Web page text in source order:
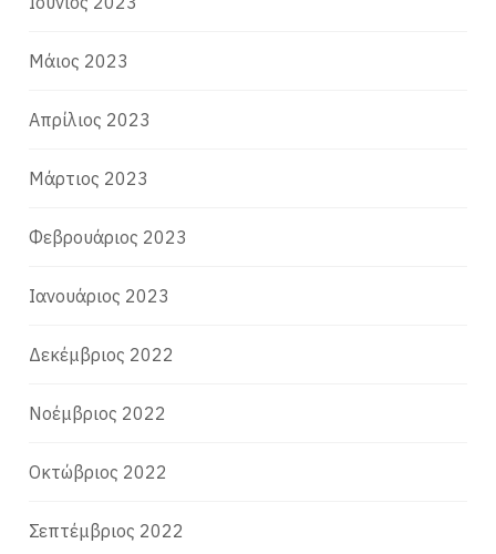
Μάιος 2023
Απρίλιος 2023
Μάρτιος 2023
Φεβρουάριος 2023
Ιανουάριος 2023
Δεκέμβριος 2022
Νοέμβριος 2022
Οκτώβριος 2022
Σεπτέμβριος 2022